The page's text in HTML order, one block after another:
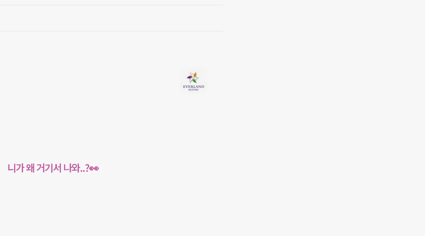
니가 왜 거기서 나와..?👀